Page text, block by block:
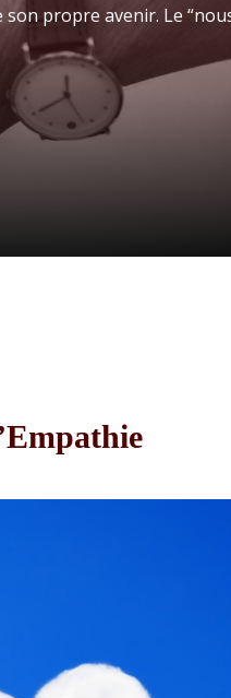
propre avenir. Le